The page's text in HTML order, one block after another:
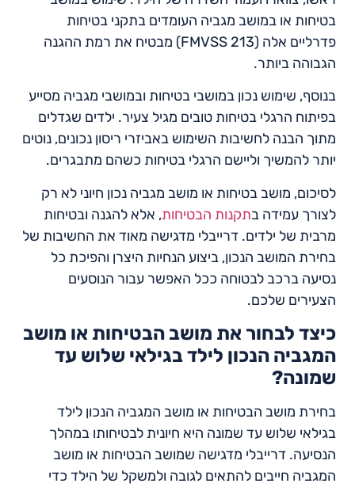
בטיחות או במושב מגביה העומדים בתקני בטיחות
פדרליים אלה (FMVSS 213) מבטיח את רמת ההגנה
הגבוהה ביותר.
בנוסף, שימוש נכון במושבי בטיחות ובמושבי מגביה מסייע
בפיתוח הרגלי בטיחות טובים מגיל צעיר. ילדים שגדלים
מתוך הבנה לחשיבות השימוש באביזרי ריסון נכונים, נוטים
יותר להמשיך וליישם הרגלי בטיחות כשהם מתבגרים.
לסיכום, מושב בטיחות או מושב מגביה נכון חיוני לא רק
לצורך עמידה בתקנות הבטיחות, אלא להגנה ובטיחות
מרבית של ילדים. דרייבלי מדגישה מאוד את החשיבות של
בחירת המושב הנכון, ביצוע הנחיות היצרן והפיכת כל
נסיעה ברכב לבטוחה ככל האפשר עבור הנוסעים
הצעירים שלכם.
כיצד לבחור את מושב הבטיחות או מושב
המגביה הנכון לילד בגילאי שלוש עד
שמונה?
בחירת מושב הבטיחות או מושב המגביה הנכון לילד
בגילאי שלוש עד שמונה היא חיונית לבטיחותו במהלך
הנסיעה. דרייבלי מדגישה שמושב הבטיחות או מושב
המגביה חייבים להתאים לגובה ולמשקל של הילד כדי